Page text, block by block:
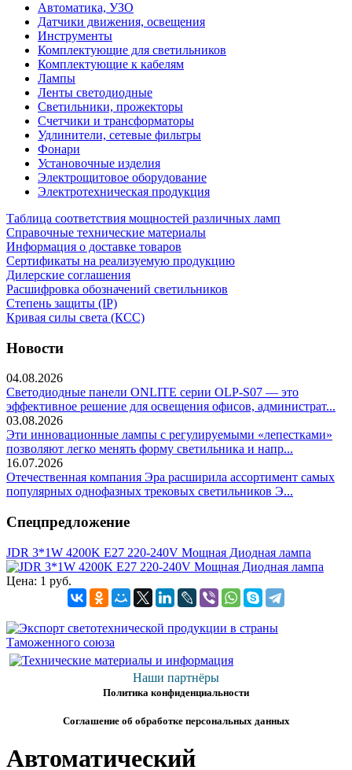
Автоматика, УЗО
Датчики движения, освещения
Инструменты
Комплектующие для светильников
Комплектующие к кабелям
Лампы
Ленты светодиодные
Светильники, прожекторы
Счетчики и трансформаторы
Удлинители, сетевые фильтры
Фонари
Установочные изделия
Электрощитовое оборудование
Электротехническая продукция
Таблица соответствия мощностей различных ламп
Справочные технические материалы
Информация о доставке товаров
Сертификаты на реализуемую продукцию
Дилерские соглашения
Расшифровка обозначений светильников
Степень защиты (IP)
Кривая силы света (КСС)
Новости
04.08.2026
Светодиодные панели ONLITE серии OLP-S07 — это
эффективное решение для освещения офисов, администрат...
03.08.2026
Эти инновационные лампы с регулируемыми «лепестками»
позволяют легко менять форму светильника и напр...
16.07.2026
Отечественная компания Эра расширила ассортимент самых
популярных однофазных трековых светильников Э...
Спецпредложение
JDR 3*1W 4200K E27 220-240V Мощная Диодная лампа
Цена: 1 руб.
Наши партнёры
Политика конфиденциальности
Соглашение об обработке персональных данных
Автоматический